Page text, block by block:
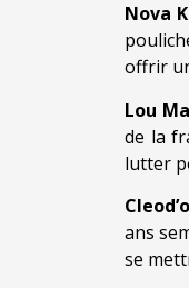
Nova
offrir
Lou
de la
lutter
ans
se